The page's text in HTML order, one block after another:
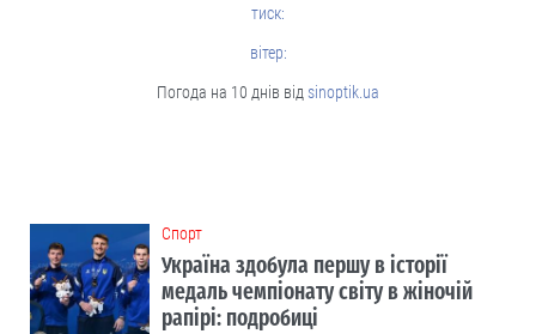
тиск:
вітер:
Погода на 10 днів від sinoptik.ua
Cпорт
Україна здобула першу в історії
медаль чемпіонату світу в жіночій
рапірі: подробиці